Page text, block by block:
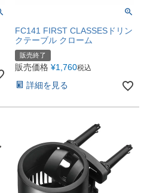
FC141 FIRST CLASSESドリン
クテーブル クローム
販売終了
販売価格 ¥1,760税込
詳細を見る